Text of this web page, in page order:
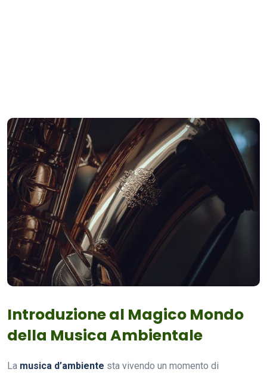
Introduzione al Magico Mondo
della Musica Ambientale
La musica d’ambiente sta vivendo un momento di